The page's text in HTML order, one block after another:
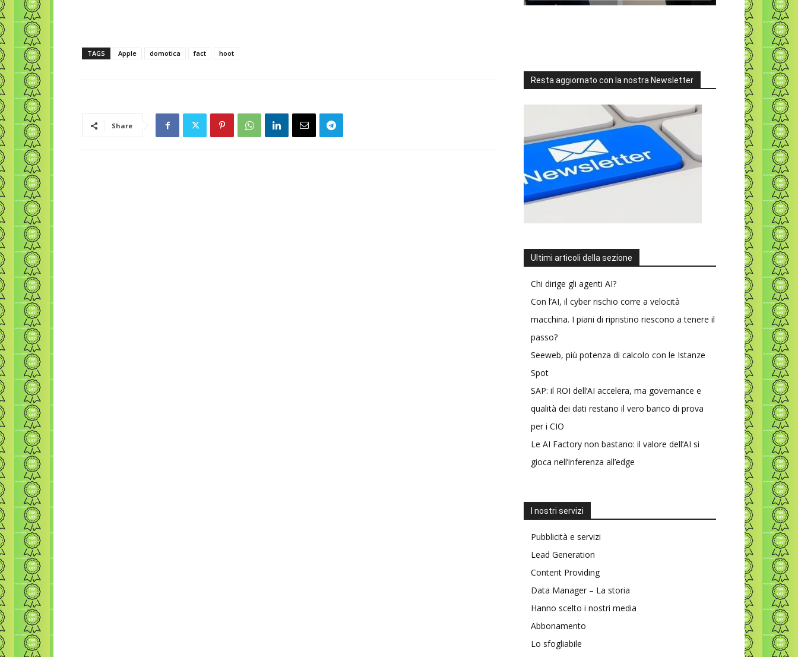
TAGS Apple domotica fact hoot
Share
Resta aggiornato con la nostra Newsletter
Ultimi articoli della sezione
Chi dirige gli agenti AI?
Con l’AI, il cyber rischio corre a velocità
macchina. I piani di ripristino riescono a tenere il
passo?
Seeweb, più potenza di calcolo con le Istanze
Spot
SAP: il ROI dell’AI accelera, ma governance e
qualità dei dati restano il vero banco di prova
per i CIO
Le AI Factory non bastano: il valore dell’AI si
gioca nell’inferenza all’edge
I nostri servizi
Pubblicità e servizi
Lead Generation
Content Providing
Data Manager – La storia
Hanno scelto i nostri media
Abbonamento
Lo sfogliabile